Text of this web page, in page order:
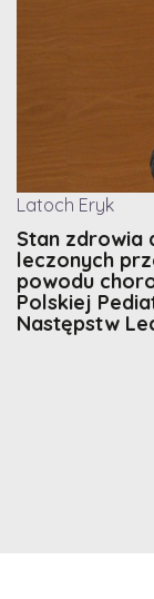
Latoch Eryk
Stan zdrowia
leczonych
powodu
Polskiej
Następstw